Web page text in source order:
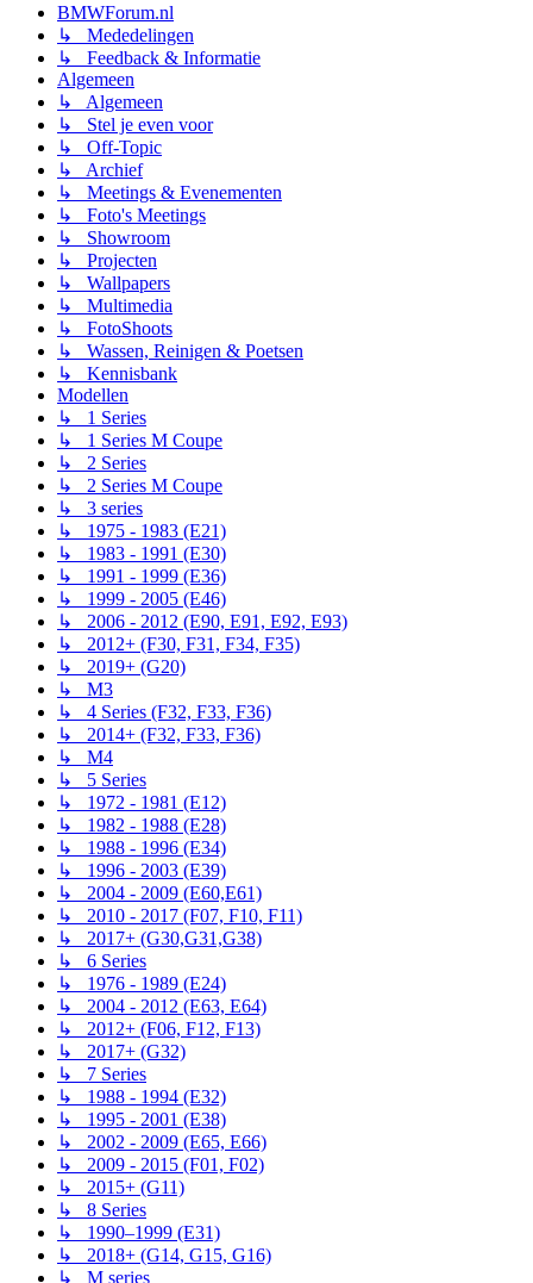
BMWForum.nl
↳ Mededelingen
↳ Feedback & Informatie
Algemeen
↳ Algemeen
↳ Stel je even voor
↳ Off-Topic
↳ Archief
↳ Meetings & Evenementen
↳ Foto's Meetings
↳ Showroom
↳ Projecten
↳ Wallpapers
↳ Multimedia
↳ FotoShoots
↳ Wassen, Reinigen & Poetsen
↳ Kennisbank
Modellen
↳ 1 Series
↳ 1 Series M Coupe
↳ 2 Series
↳ 2 Series M Coupe
↳ 3 series
↳ 1975 - 1983 (E21)
↳ 1983 - 1991 (E30)
↳ 1991 - 1999 (E36)
↳ 1999 - 2005 (E46)
↳ 2006 - 2012 (E90, E91, E92, E93)
↳ 2012+ (F30, F31, F34, F35)
↳ 2019+ (G20)
↳ M3
↳ 4 Series (F32, F33, F36)
↳ 2014+ (F32, F33, F36)
↳ M4
↳ 5 Series
↳ 1972 - 1981 (E12)
↳ 1982 - 1988 (E28)
↳ 1988 - 1996 (E34)
↳ 1996 - 2003 (E39)
↳ 2004 - 2009 (E60,E61)
↳ 2010 - 2017 (F07, F10, F11)
↳ 2017+ (G30,G31,G38)
↳ 6 Series
↳ 1976 - 1989 (E24)
↳ 2004 - 2012 (E63, E64)
↳ 2012+ (F06, F12, F13)
↳ 2017+ (G32)
↳ 7 Series
↳ 1988 - 1994 (E32)
↳ 1995 - 2001 (E38)
↳ 2002 - 2009 (E65, E66)
↳ 2009 - 2015 (F01, F02)
↳ 2015+ (G11)
↳ 8 Series
↳ 1990–1999 (E31)
↳ 2018+ (G14, G15, G16)
↳ M series